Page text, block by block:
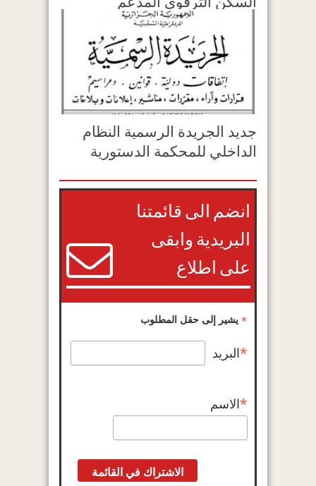
جديد الجريدة الرسمية النظام
الداخلي للمحكمة الدستورية
انضم الى قائمتنا
البريدية وابقى
على اطلاع
*يشير إلى حقل المطلوب
* البريد
* الاسم